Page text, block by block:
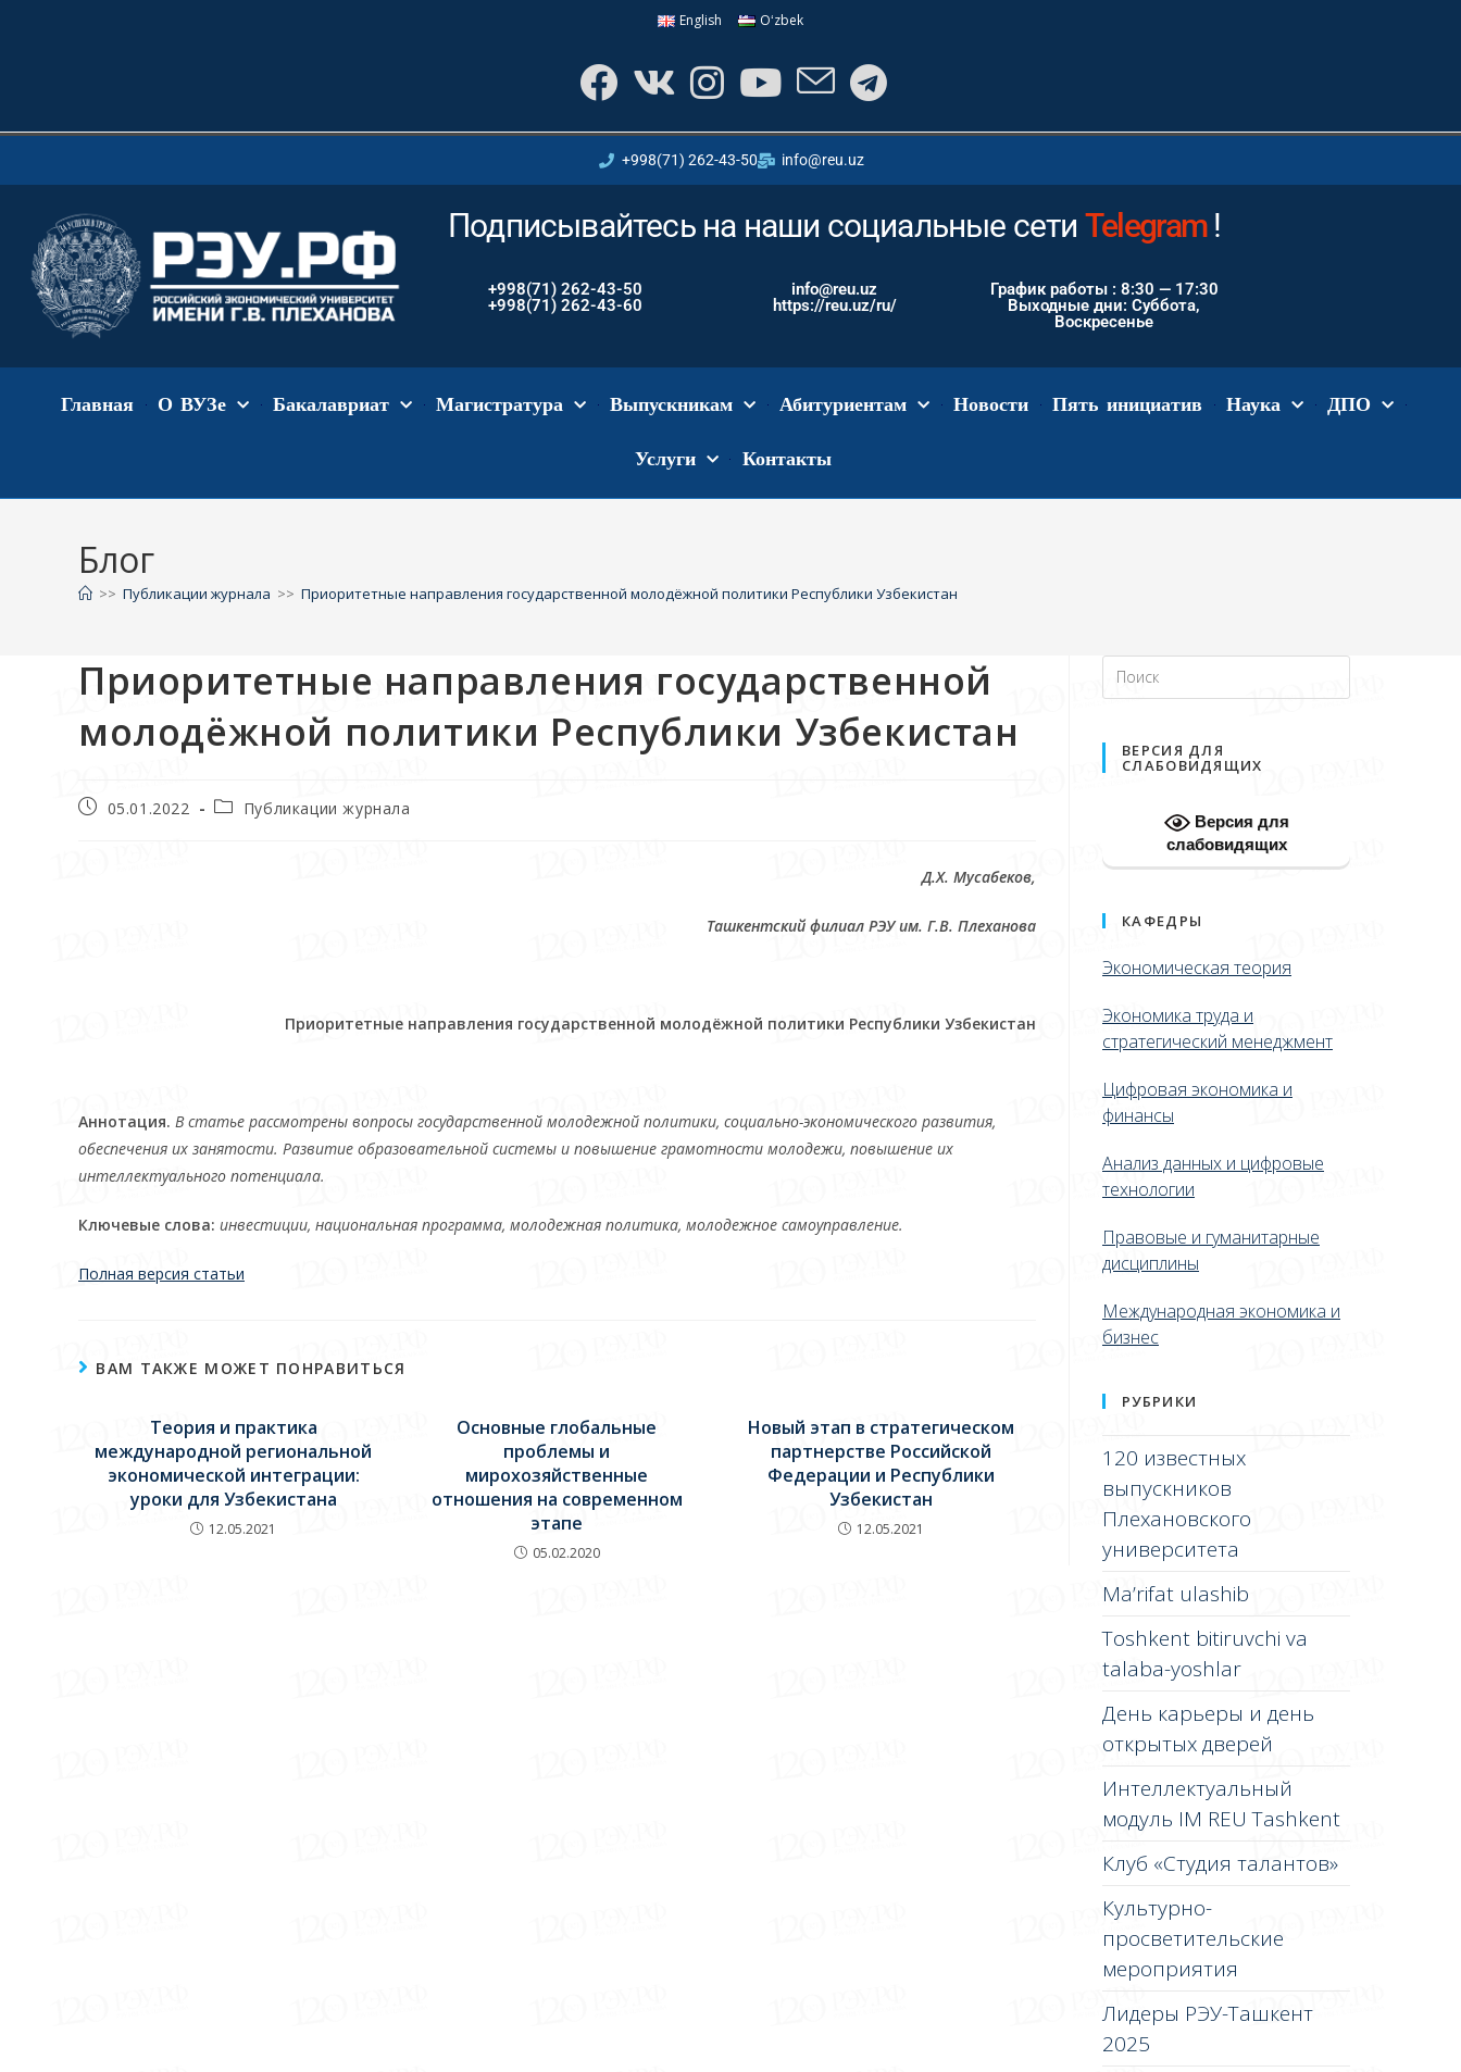
English Oʻzbek
+998(71) 262-43-50 info@reu.uz
Подписывайтесь на наши социальные сети Telegram
Instagram !
+998(71) 262-43-50
+998(71) 262-43-60
info@reu.uz
https://reu.uz/ru/
График работы : 8:30 — 17:30
Выходные дни: Суббота,
Воскресенье
Главная О ВУЗе Бакалавриат Магистратура Выпускникам Абитуриентам Новости Пять инициатив Наука ДПО
Услуги Контакты
Блог
>> Публикации журнала >> Приоритетные направления государственной молодёжной политики Республики Узбекистан
Приоритетные направления государственной
молодёжной политики Республики Узбекистан
05.01.2022 Публикации журнала
Д.Х. Мусабеков,
Ташкентский филиал РЭУ им. Г.В. Плеханова
Приоритетные направления государственной молодёжной политики Республики Узбекистан
Аннотация. В статье рассмотрены вопросы государственной молодежной политики, социально-экономического развития,
обеспечения их занятости. Развитие образовательной системы и повышение грамотности молодежи, повышение их
интеллектуального потенциала.
Ключевые слова: инвестиции, национальная программа, молодежная политика, молодежное самоуправление.
Полная версия статьи
ВАМ ТАКЖЕ МОЖЕТ ПОНРАВИТЬСЯ
Теория и практика
международной региональной
экономической интеграции:
уроки для Узбекистана
12.05.2021
Основные глобальные
проблемы и
мирохозяйственные
отношения на современном
этапе
05.02.2020
Новый этап в стратегическом
партнерстве Российской
Федерации и Республики
Узбекистан
12.05.2021
ВЕРСИЯ ДЛЯ
СЛАБОВИДЯЩИХ
Версия для
слабовидящих
КАФЕДРЫ
Экономическая теория
Экономика труда и
стратегический менеджмент
Цифровая экономика и
финансы
Анализ данных и цифровые
технологии
Правовые и гуманитарные
дисциплины
Международная экономика и
бизнес
РУБРИКИ
120 известных
выпускников
Плехановского
университета
Ma’rifat ulashib
Toshkent bitiruvchi va
talaba-yoshlar
День карьеры и день
открытых дверей
Интеллектуальный
модуль IM REU Tashkent
Клуб «Студия талантов»
Культурно-
просветительские
мероприятия
Лидеры РЭУ-Ташкент
2025